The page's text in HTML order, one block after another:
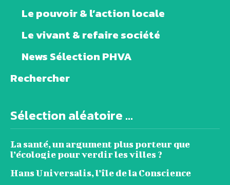
Le pouvoir & l’action locale
Le vivant & refaire société
News Sélection PHVA
Rechercher
Sélection aléatoire ...
La santé, un argument plus porteur que
l’écologie pour verdir les villes ?
Hans Universalis, l’île de la Conscience